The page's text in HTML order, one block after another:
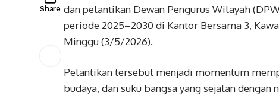
Share dan pelantikan Dewan Pengurus Wilayah
periode 2025–2030 di Kantor Bersama 3,
Minggu (3/5/2026).
Pelantikan tersebut menjadi momentum
budaya, dan suku bangsa yang sejalan dengan